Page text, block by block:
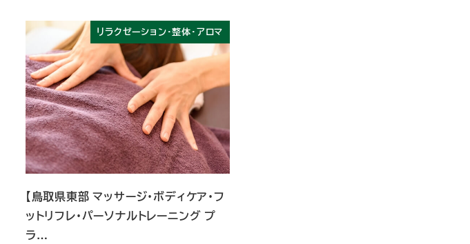
リラクゼーション・整体・アロマ
【鳥取県東部 マッサージ・ボディケア・フ
ットリフレ・パーソナルトレーニング プ
ラ…